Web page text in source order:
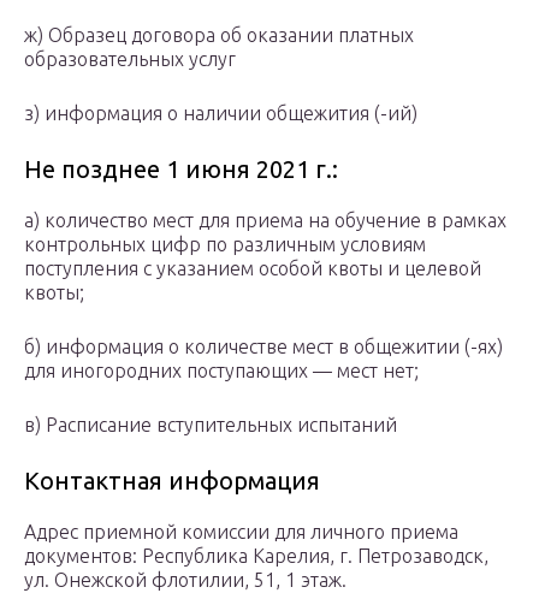
ж) Образец договора об оказании платных
образовательных услуг
з) информация о наличии общежития (-ий)
Не позднее 1 июня 2021 г.:
а) количество мест для приема на обучение в рамках
контрольных цифр по различным условиям
поступления с указанием особой квоты и целевой
квоты;
б) информация о количестве мест в общежитии (-ях)
для иногородних поступающих — мест нет;
в) Расписание вступительных испытаний
Контактная информация
Адрес приемной комиссии для личного приема
документов: Республика Карелия, г. Петрозаводск,
ул. Онежской флотилии, 51, 1 этаж.